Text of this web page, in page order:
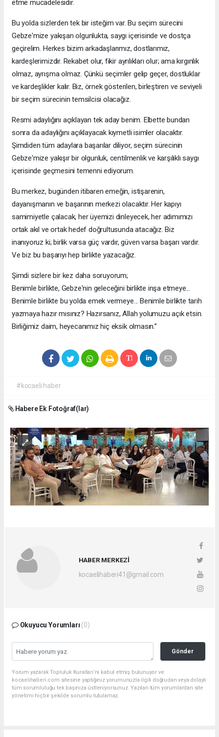
etme mücadelesidir.
Bu yolda sizlerden tek bir isteğim var. Bu seçim sürecini
Gebze'mize yakışan olgunlukta, saygı içerisinde ve dostça
geçirelim. Herkes bizim arkadaşlarımız, dostlarımız,
kardeşlerimizdir. Rekabet olur, fikir ayrılıkları olur; ama kırgınlık
olmaz, ayrışma olmaz. Çünkü seçimler gelip geçer, dostluklar
ve kardeşlikler kalır. Biz, örnek gösterilen, birleştiren ve seviyeli
bir seçim sürecinin temsilcisi olacağız.
Resmi adaylığını açıklayan tek aday benim. Elbette bundan
sonra da adaylığını açıklayacak kıymetli isimler olacaktır.
Şimdiden tüm adaylara başarılar diliyor, seçim sürecinin
Gebze'mize yakışır bir olgunluk, centilmenlik ve karşılıklı saygı
içerisinde geçmesini temenni ediyorum.
Bu merkez, bugünden itibaren emeğin, istişarenin,
dayanışmanın ve başarının merkezi olacaktır. Her kapıyı
samimiyetle çalacak, her üyemizi dinleyecek, her adımımızı
ortak akıl ve ortak hedef doğrultusunda atacağız. Biz
inanıyoruz ki; birlik varsa güç vardır, güven varsa başarı vardır.
Ve biz bu başarıyı hep birlikte yazacağız.
Şimdi sizlere bir kez daha soruyorum;
Benimle birlikte, Gebze'nin geleceğini birlikte inşa etmeye...
Benimle birlikte bu yolda emek vermeye... Benimle birlikte tarih
yazmaya hazır mısınız? Hazırsanız, Allah yolumuzu açık etsin.
Birliğimiz daim, heyecanımız hiç eksik olmasın.”
#kocaeli haber
Habere Ek Fotoğraf(lar)
HABER MERKEZİ
kocaelihaberi41@gmail.com
Okuyucu Yorumları (0)
Gönder
Yorum yazarak Topluluk Kuralları’nı kabul etmiş bulunuyor ve
kocaelihaberi.com sitesine yaptığınız yorumunuzla ilgili doğrudan veya dolaylı
tüm sorumluluğu tek başınıza üstleniyorsunuz. Yazılan tüm yorumlardan site
yönetimi hiçbir şekilde sorumlu tutulamaz.